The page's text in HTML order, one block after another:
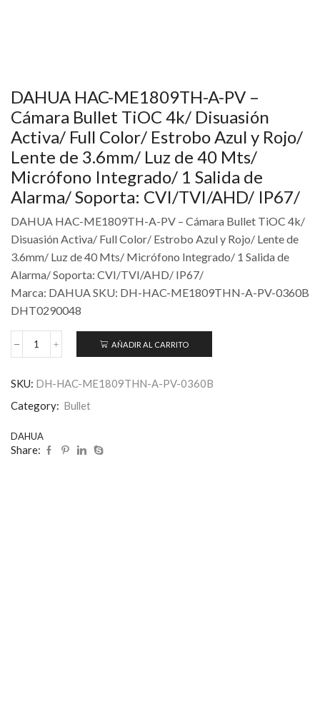
DAHUA HAC-ME1809TH-A-PV –
Cámara Bullet TiOC 4k/ Disuasión
Activa/ Full Color/ Estrobo Azul y Rojo/
Lente de 3.6mm/ Luz de 40 Mts/
Micrófono Integrado/ 1 Salida de
Alarma/ Soporta: CVI/TVI/AHD/ IP67/
DAHUA HAC-ME1809TH-A-PV – Cámara Bullet TiOC 4k/
Disuasión Activa/ Full Color/ Estrobo Azul y Rojo/ Lente de
3.6mm/ Luz de 40 Mts/ Micrófono Integrado/ 1 Salida de
Alarma/ Soporta: CVI/TVI/AHD/ IP67/
Marca: DAHUA SKU: DH-HAC-ME1809THN-A-PV-0360B
DHT0290048
AÑADIR AL CARRITO
SKU: DH-HAC-ME1809THN-A-PV-0360B
Category: Bullet
DAHUA
Share: